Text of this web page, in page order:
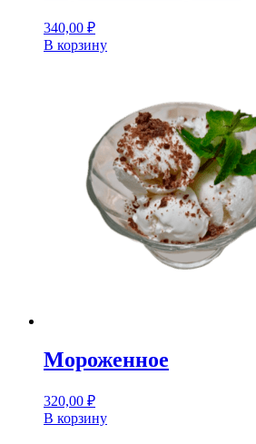
340,00 ₽
В корзину
Мороженное
320,00 ₽
В корзину